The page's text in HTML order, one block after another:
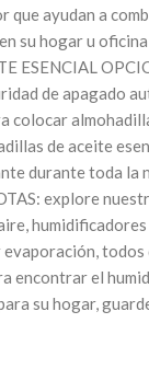
que ayudan a
su hogar u oficina
ESENCIAL
de apagado
colocar
de aceite
durante toda la
explore
todos
encontrar el
su hogar,